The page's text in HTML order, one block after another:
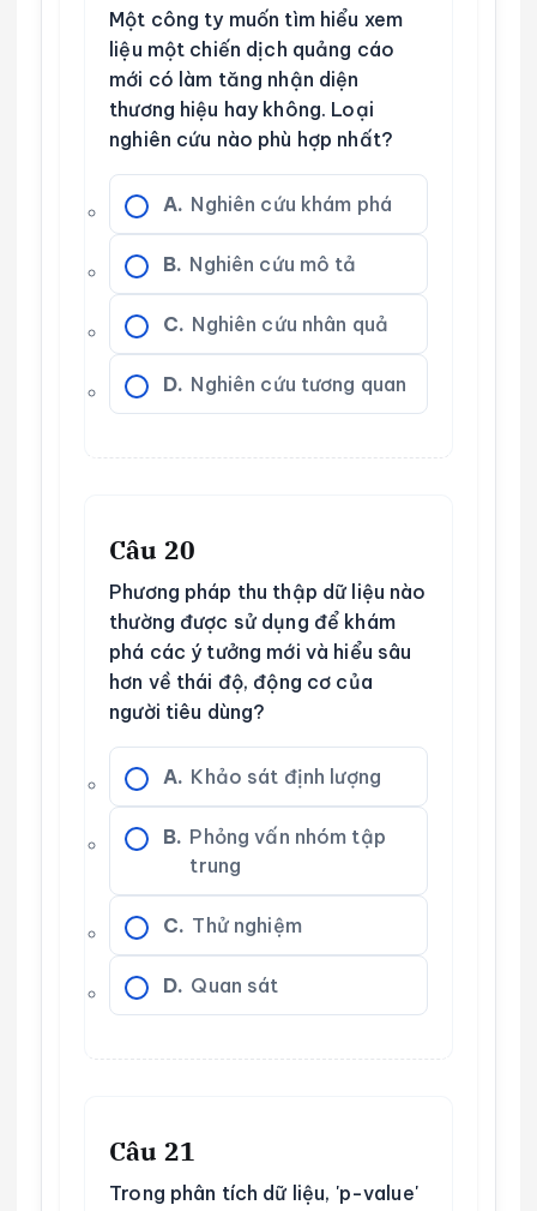
Một công ty muốn tìm hiểu xem
liệu một chiến dịch quảng cáo
mới có làm tăng nhận diện
thương hiệu hay không. Loại
nghiên cứu nào phù hợp nhất?
A. Nghiên cứu khám phá
B. Nghiên cứu mô tả
C. Nghiên cứu nhân quả
D. Nghiên cứu tương quan
Câu 20
Phương pháp thu thập dữ liệu nào
thường được sử dụng để khám
phá các ý tưởng mới và hiểu sâu
hơn về thái độ, động cơ của
người tiêu dùng?
A. Khảo sát định lượng
B. Phỏng vấn nhóm tập
trung
C. Thử nghiệm
D. Quan sát
Câu 21
Trong phân tích dữ liệu, 'p-value'